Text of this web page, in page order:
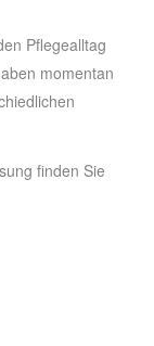
Pflegealltag
momentan
finden Sie